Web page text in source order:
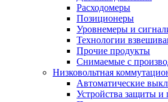
Расходомеры
Позиционеры
Уровнемеры и
Технологии
Прочие продукты
Снимаемые с
Низковольтная
Автоматические
Устройства защиты и